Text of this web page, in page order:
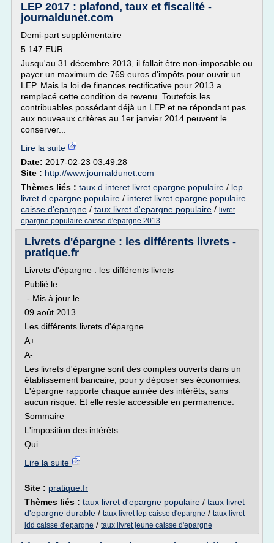
LEP 2017 : plafond, taux et fiscalité -
journaldunet.com
Demi-part supplémentaire
5 147 EUR
Jusqu'au 31 décembre 2013, il fallait être non-imposable ou
payer un maximum de 769 euros d'impôts pour ouvrir un
LEP. Mais la loi de finances rectificative pour 2013 a
remplacé cette condition de revenu. Toutefois les
contribuables possédant déjà un LEP et ne répondant pas
aux nouveaux critères au 1er janvier 2014 peuvent le
conserver...
Lire la suite
Date: 2017-02-23 03:49:28
Site : http://www.journaldunet.com
Thèmes liés : taux d interet livret epargne populaire / lep
livret d epargne populaire / interet livret epargne populaire
caisse d'epargne / taux livret d'epargne populaire / livret
epargne populaire caisse d'epargne 2013
Livrets d'épargne : les différents livrets -
pratique.fr
Livrets d'épargne : les différents livrets
Publié le
- Mis à jour le
09 août 2013
Les différents livrets d'épargne
A+
A-
Les livrets d'épargne sont des comptes ouverts dans un
établissement bancaire, pour y déposer ses économies.
L'épargne rapporte chaque année des intérêts, sans
aucun risque. Et elle reste accessible en permanence.
Sommaire
L'imposition des intérêts
Qui...
Lire la suite
Site : pratique.fr
Thèmes liés : taux livret d'epargne populaire / taux livret
d'epargne durable / taux livret lep caisse d'epargne / taux livret
ldd caisse d'epargne / taux livret jeune caisse d'epargne